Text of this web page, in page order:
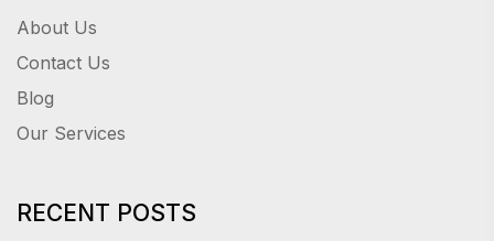
About Us
Contact Us
Blog
Our Services
RECENT POSTS